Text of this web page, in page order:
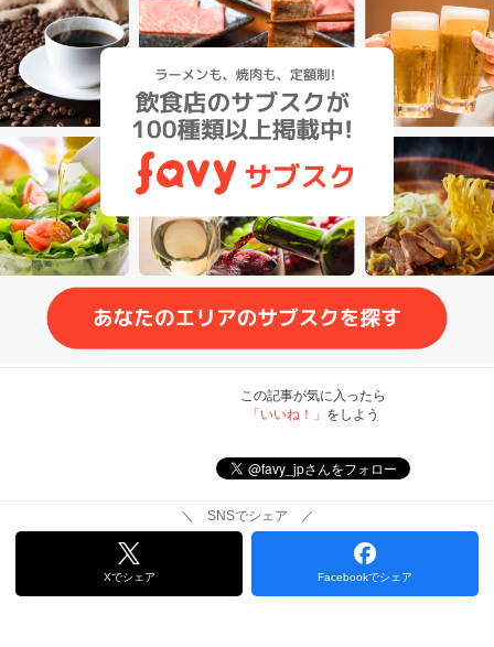
この記事が気に入ったら
「いいね！」 をしよう
＼ SNSでシェア ／
Xでシェア Facebookでシェア